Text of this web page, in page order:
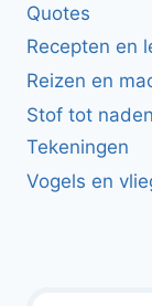
Quotes
Recepten en
Reizen en
Stof tot
Tekeningen
Vogels en